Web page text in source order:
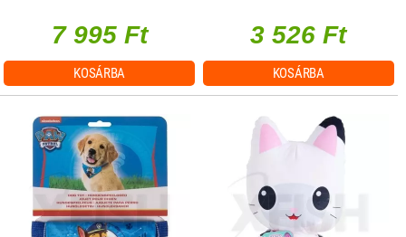
7 995 Ft
KOSÁRBA
3 526 Ft
KOSÁRBA